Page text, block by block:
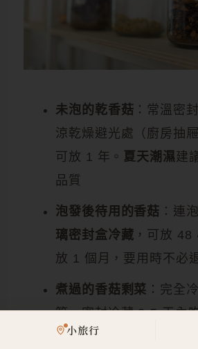
未泡的乾香菇 ：常溫密
涼乾燥避光處（廚房抽
可放 1 年。 夏天潮濕建
品質
泡發後待用的香菇 ：連
璃密封盒冷藏 ，可放 48
放 1 個月，要用時不必
煮過的香菇剩菜 ：完全
箱，密封冷藏 3-5 天內
有酸味就要丟
小旅行